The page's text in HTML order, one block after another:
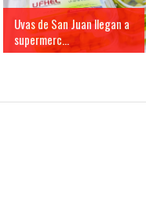
Uvas de San Juan llegan a
supermerc...